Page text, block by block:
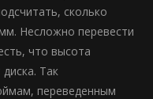
сколько
Несложно перевести
что высота
Так
переведенным